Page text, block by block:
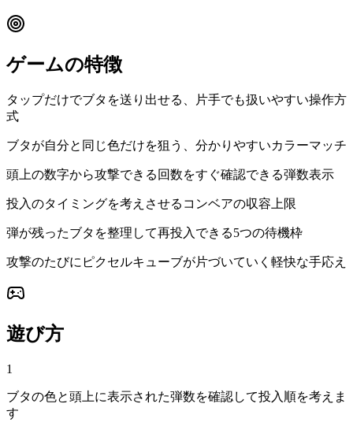
ゲームの特徴
タップだけでブタを送り出せる、片手でも扱いやすい操作方
式
ブタが自分と同じ色だけを狙う、分かりやすいカラーマッチ
頭上の数字から攻撃できる回数をすぐ確認できる弾数表示
投入のタイミングを考えさせるコンベアの収容上限
弾が残ったブタを整理して再投入できる5つの待機枠
攻撃のたびにピクセルキューブが片づいていく軽快な手応え
遊び方
1
ブタの色と頭上に表示された弾数を確認して投入順を考えま
す